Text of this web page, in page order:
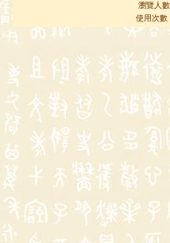
瀏覽人
使用次